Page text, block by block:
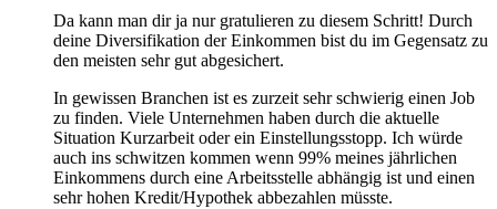
Da kann man dir ja nur gratulieren zu diesem Schritt! Durch
deine Diversifikation der Einkommen bist du im Gegensatz zu
den meisten sehr gut abgesichert.
In gewissen Branchen ist es zurzeit sehr schwierig einen Job
zu finden. Viele Unternehmen haben durch die aktuelle
Situation Kurzarbeit oder ein Einstellungsstopp. Ich würde
auch ins schwitzen kommen wenn 99% meines jährlichen
Einkommens durch eine Arbeitsstelle abhängig ist und einen
sehr hohen Kredit/Hypothek abbezahlen müsste.